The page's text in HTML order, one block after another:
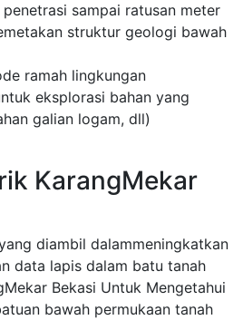
sampai ratusan meter
struktur geologi bawah
ramah lingkungan
eksplorasi bahan yang
galian logam, dll)
KarangMekar
diambil dalammeningkatkan
data lapis dalam batu tanah
Bekasi Untuk Mengetahui
bawah permukaan tanah